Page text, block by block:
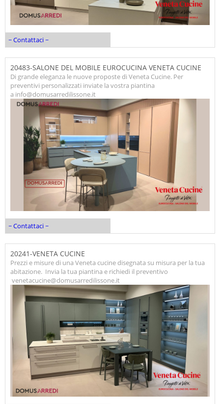
~ Contattaci ~
20483-SALONE DEL MOBILE EUROCUCINA VENETA CUCINE
Di grande eleganza le nuove proposte di Veneta Cucine. Per
preventivi personalizzati inviate la vostra piantina
a info@domusarredilissone.it
~ Contattaci ~
20241-VENETA CUCINE
Prezzi e misure di una Veneta cucine disegnata su misura per la tua
abitazione. Invia la tua piantina e richiedi il preventivo
venetacucine@domusarredilissone.it